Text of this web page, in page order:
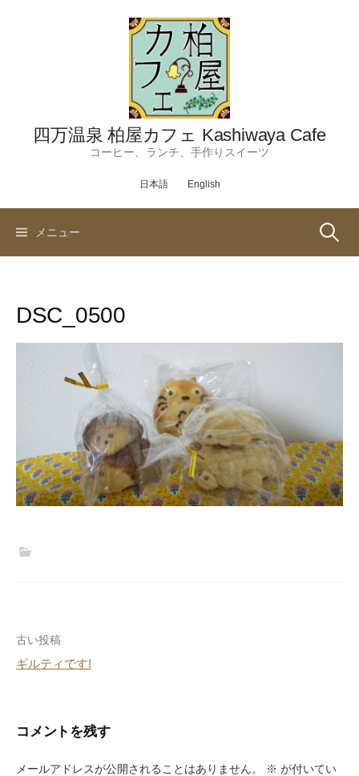
四万温泉 柏屋カフェ Kashiwaya Cafe
コーヒー、ランチ、手作りスイーツ
日本語 English
メニュー 検
DSC_0500
投
稿
ビ
ゲ
古い投稿
ギルティです!
コメントを残す
メールアドレスが公開されることはありません。 ※ が付いてい